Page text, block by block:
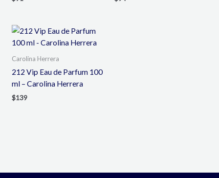
Carolina Herrera
212 Vip Eau de Parfum 100
ml – Carolina Herrera
$139